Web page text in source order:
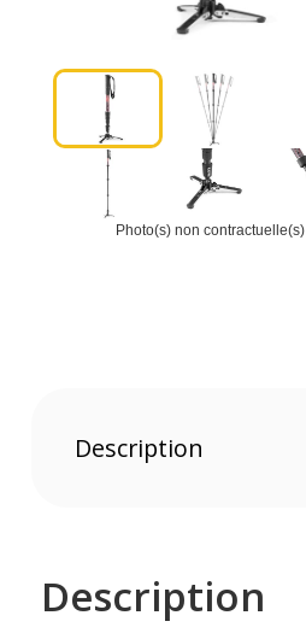
Photo(s) non contractuelle(s)
Description
Description